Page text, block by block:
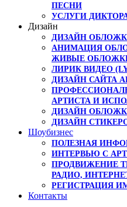
ПЕСНИ
УСЛУГИ
Дизайн
ДИЗАЙН
АНИМАЦИЯ
ЖИВЫЕ
ЛИРИК ВИДЕО
ДИЗАЙН САЙТА
АРТИСТА И
ДИЗАЙН
ДИЗАЙН
Шоубизнес
ПОЛЕЗНАЯ
ИНТЕРВЬЮ С
ПРОДВИЖЕНИЕ
РАДИО,
РЕГИСТРАЦИЯ
Контакты